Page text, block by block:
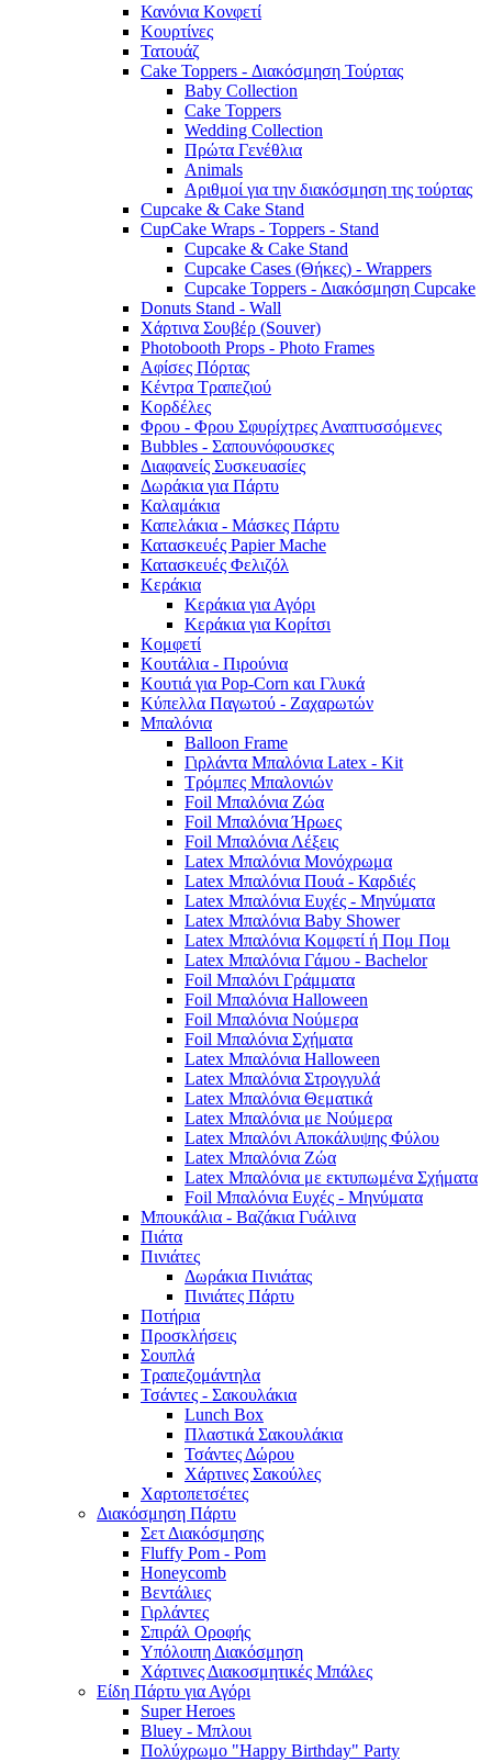
Κανόνια Κονφετί
Κουρτίνες
Τατουάζ
Cake Toppers - Διακόσμηση Τούρτας
Baby Collection
Cake Toppers
Wedding Collection
Πρώτα Γενέθλια
Animals
Αριθμοί για την διακόσμηση της τούρτας
Cupcake & Cake Stand
CupCake Wraps - Toppers - Stand
Cupcake & Cake Stand
Cupcake Cases (Θήκες) - Wrappers
Cupcake Toppers - Διακόσμηση Cupcake
Donuts Stand - Wall
Χάρτινα Σουβέρ (Souver)
Photobooth Props - Photo Frames
Αφίσες Πόρτας
Κέντρα Τραπεζιού
Κορδέλες
Φρου - Φρου Σφυρίχτρες Αναπτυσσόμενες
Bubbles - Σαπουνόφουσκες
Διαφανείς Συσκευασίες
Δωράκια για Πάρτυ
Καλαμάκια
Καπελάκια - Μάσκες Πάρτυ
Κατασκευές Papier Mache
Κατασκευές Φελιζόλ
Κεράκια
Κεράκια για Αγόρι
Κεράκια για Κορίτσι
Κομφετί
Κουτάλια - Πιρούνια
Κουτιά για Pop-Corn και Γλυκά
Κύπελλα Παγωτού - Ζαχαρωτών
Μπαλόνια
Balloon Frame
Γιρλάντα Μπαλόνια Latex - Kit
Τρόμπες Μπαλονιών
Foil Μπαλόνια Ζώα
Foil Μπαλόνια Ήρωες
Foil Μπαλόνια Λέξεις
Latex Μπαλόνια Μονόχρωμα
Latex Μπαλόνια Πουά - Καρδιές
Latex Μπαλόνια Ευχές - Μηνύματα
Latex Μπαλόνια Baby Shower
Latex Μπαλόνια Κομφετί ή Πομ Πομ
Latex Μπαλόνια Γάμου - Bachelor
Foil Μπαλόνι Γράμματα
Foil Μπαλόνια Halloween
Foil Μπαλόνια Νούμερα
Foil Μπαλόνια Σχήματα
Latex Μπαλόνια Halloween
Latex Μπαλόνια Στρογγυλά
Latex Μπαλόνια Θεματικά
Latex Μπαλόνια με Νούμερα
Latex Μπαλόνι Αποκάλυψης Φύλου
Latex Μπαλόνια Ζώα
Latex Μπαλόνια με εκτυπωμένα Σχήματα
Foil Μπαλόνια Ευχές - Μηνύματα
Μπουκάλια - Βαζάκια Γυάλινα
Πιάτα
Πινιάτες
Δωράκια Πινιάτας
Πινιάτες Πάρτυ
Ποτήρια
Προσκλήσεις
Σουπλά
Τραπεζομάντηλα
Τσάντες - Σακουλάκια
Lunch Box
Πλαστικά Σακουλάκια
Τσάντες Δώρου
Χάρτινες Σακούλες
Χαρτοπετσέτες
Διακόσμηση Πάρτυ
Σετ Διακόσμησης
Fluffy Pom - Pom
Honeycomb
Βεντάλιες
Γιρλάντες
Σπιράλ Οροφής
Υπόλοιπη Διακόσμηση
Χάρτινες Διακοσμητικές Μπάλες
Είδη Πάρτυ για Αγόρι
Super Heroes
Bluey - Μπλουι
Πολύχρωμο "Happy Birthday" Party